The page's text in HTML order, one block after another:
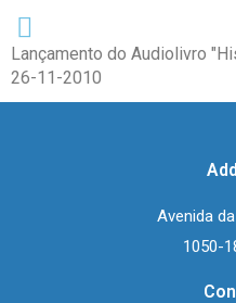
Lançamento do Audiolivro
26-11-2010
Avenida
1050-